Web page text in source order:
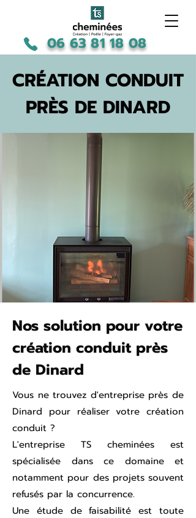
06 63 81 18 08
CRÉATION CONDUIT
PRÈS DE DINARD
Nos solution pour votre
création conduit près
de Dinard
Vous ne trouvez d'entreprise près de
Dinard pour réaliser votre création
conduit ?
L'entreprise TS cheminées est
spécialisée dans ce domaine et
notamment pour des projets souvent
refusés par la concurrence.
Une étude de faisabilité est toute